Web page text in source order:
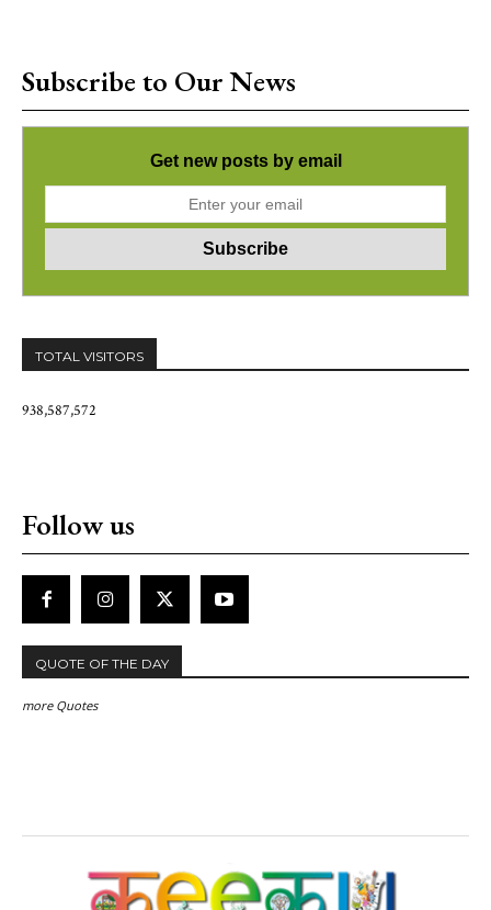
Subscribe to Our News
Get new posts by email
TOTAL VISITORS
938,587,572
Follow us
QUOTE OF THE DAY
more Quotes